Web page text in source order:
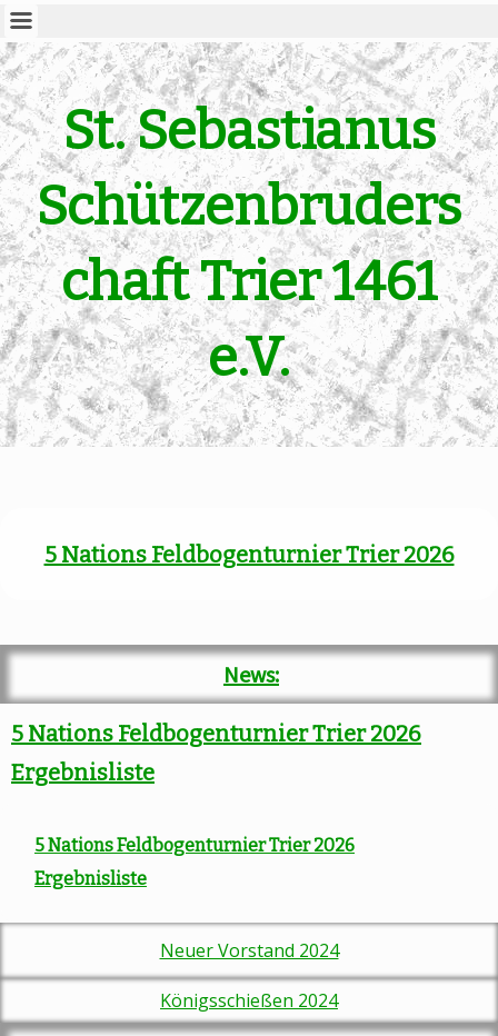
St. Sebastianus
Schützenbruders
chaft Trier 1461
e.V.
5 Nations Feldbogenturnier Trier 2026
News:
5 Nations Feldbogenturnier Trier 2026
Ergebnisliste
5 Nations Feldbogenturnier Trier 2026
Ergebnisliste
Neuer Vorstand 2024
Königsschießen 2024